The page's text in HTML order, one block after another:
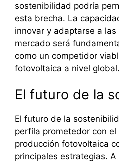
sostenibilidad podría
esta brecha. La
innovar y adaptarse a
mercado será
como un competidor
fotovoltaica a nivel global.
El futuro de la
El futuro de la
perfila prometedor con el
producción fotovoltaica
principales estrategias.